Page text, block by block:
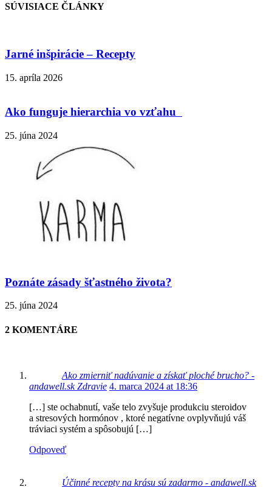
SÚVISIACE ČLÁNKY
Jarné inšpirácie – Recepty
15. apríla 2026
Ako funguje hierarchia vo vzťahu
25. júna 2024
Poznáte zásady šťastného života?
25. júna 2024
2 KOMENTÁRE
Ako zmierniť nadúvanie a získať ploché brucho? -
andawell.sk Zdravie 4. marca 2024 at 18:36
[…] ste ochabnutí, vaše telo zvyšuje produkciu steroidov
a stresových hormónov , ktoré negatívne ovplyvňujú váš
tráviaci systém a spôsobujú […]
Odpoveď
Účinné recepty na krásu sú zadarmo - andawell.sk